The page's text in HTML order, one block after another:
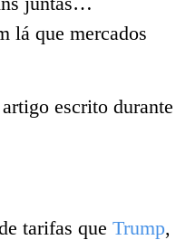
lá que mercados
escrito durante
tarifas que Trump,